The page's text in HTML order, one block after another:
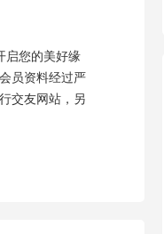
启您的美好缘
员资料经过严
交友网站，另